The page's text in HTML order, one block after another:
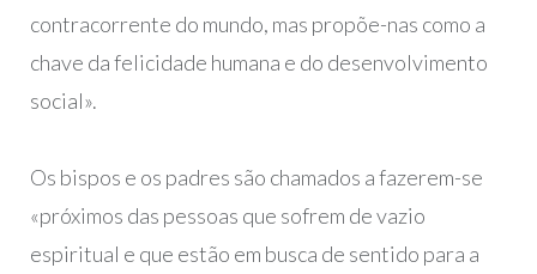
contracorrente do mundo, mas propõe-nas como a
chave da felicidade humana e do desenvolvimento
social».
Os bispos e os padres são chamados a fazerem-se
«próximos das pessoas que sofrem de vazio
espiritual e que estão em busca de sentido para a